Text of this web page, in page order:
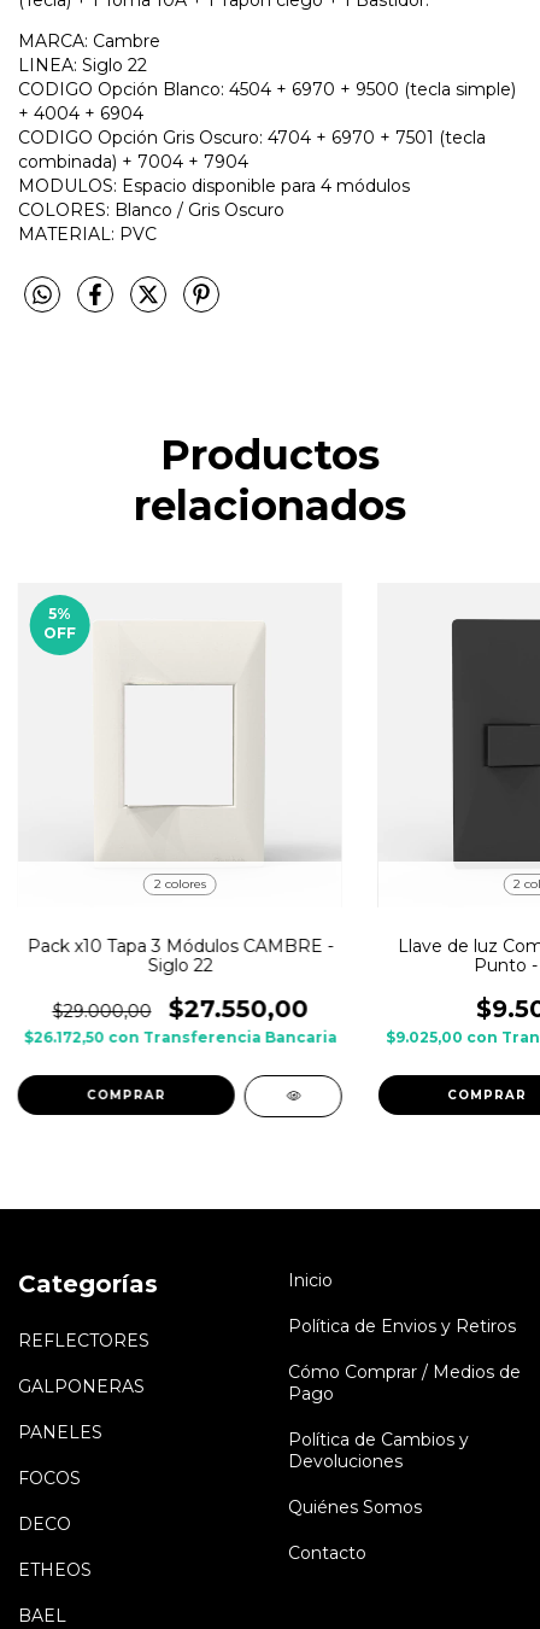
MARCA: Cambre
LINEA: Siglo 22
CODIGO Opción Blanco: 4504 + 6970 + 9500 (tecla simple)
+ 4004 + 6904
CODIGO Opción Gris Oscuro: 4704 + 6970 + 7501 (tecla
combinada) + 7004 + 7904
MODULOS: Espacio disponible para 4 módulos
COLORES: Blanco / Gris Oscuro
MATERIAL: PVC
Productos
relacionados
5%
OFF
2 colores
Pack x10 Tapa 3 Módulos CAMBRE -
Siglo 22
$29.000,00 $27.550,00
$26.172,50 con Transferencia Bancaria
COMPRAR
2
Llave de luz
Punto -
$9.025,00 con
COMPRAR
Categorías
REFLECTORES
GALPONERAS
PANELES
FOCOS
DECO
ETHEOS
BAEL
Inicio
Política de Envios y Retiros
Cómo Comprar / Medios de
Pago
Política de Cambios y
Devoluciones
Quiénes Somos
Contacto